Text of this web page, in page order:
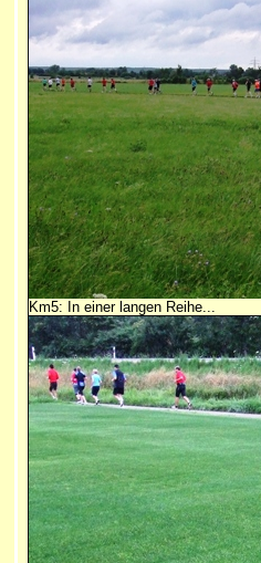
Km5: In einer langen Reihe...